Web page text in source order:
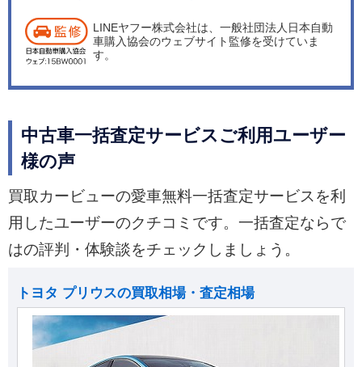
LINEヤフー株式会社は、一般社団法人日本自動
車購入協会のウェブサイト監修を受けていま
す。
中古車一括査定サービスご利用ユーザー
様の声
買取カービューの愛車無料一括査定サービスを利
用したユーザーのクチコミです。一括査定ならで
はの評判・体験談をチェックしましょう。
トヨタ プリウスの買取相場・査定相場